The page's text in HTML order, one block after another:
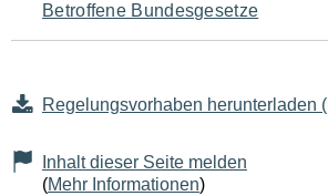
Betroffene Bundesgesetze
Regelungsvorhaben herunterladen
Inhalt dieser Seite melden
(Mehr Informationen)